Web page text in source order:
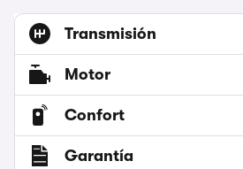
Transmisión
Motor
Confort
Garantía